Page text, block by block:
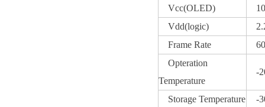
Vcc(OLED)
10
Vdd(logic)
Frame Rate
60
Opteration
Temperature
-
Storage Temperature -